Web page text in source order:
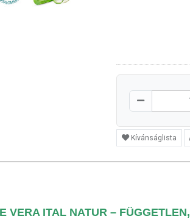
Kívánságlista
VERA ITAL NATUR – FÜGGETLEN,